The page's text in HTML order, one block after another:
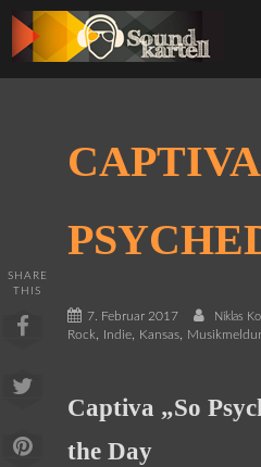
7. Februar 2017 Niklas
Rock, Indie, Kansas,
SHARE
THIS
Captiva „So
the Day